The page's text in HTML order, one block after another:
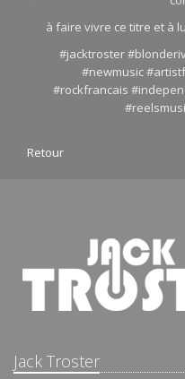
à faire vivre ce titre et à
#jacktroster
#newmusic
#rockfrancais
Retour
Jack Troster